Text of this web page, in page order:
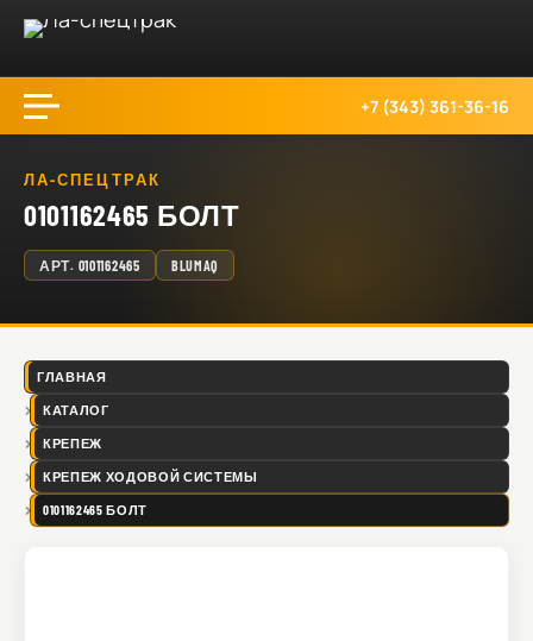
+7 (343) 361-36-16
ЛА-СПЕЦТРАК
0101162465 БОЛТ
АРТ. 0101162465 BLUMAQ
ГЛАВНАЯ
КАТАЛОГ
КРЕПЕЖ
КРЕПЕЖ ХОДОВОЙ СИСТЕМЫ
0101162465 БОЛТ